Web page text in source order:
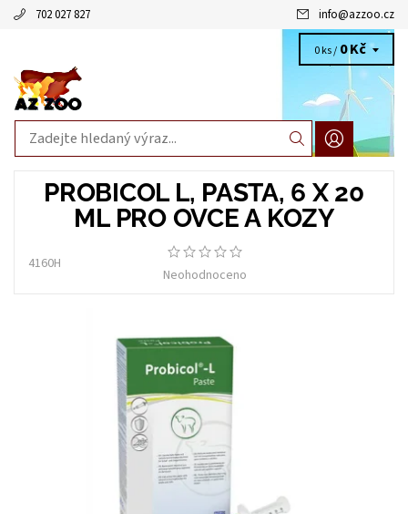
702 027 827 info@azzoo.cz
0 ks / 0 Kč
PROBICOL L, PASTA, 6 X 20
ML PRO OVCE A KOZY
4160H
Neohodnoceno